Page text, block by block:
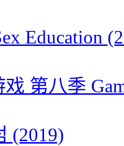
Education
第八季
(2019)